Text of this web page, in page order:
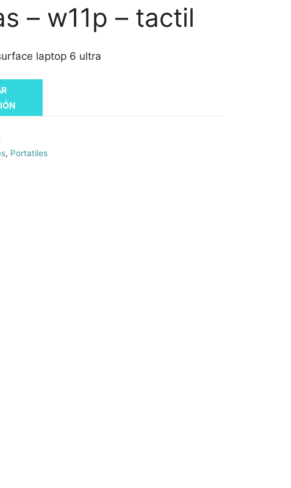
– w11p – tactil
laptop 6 ultra
, Portatiles